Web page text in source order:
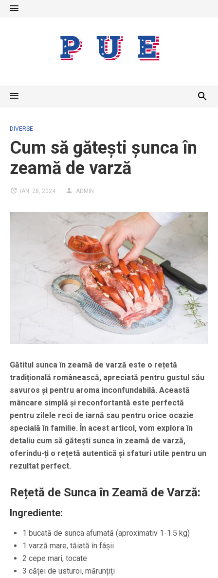
Skip
DIVERSE
Cum să gătești șunca în
zeamă de varză
IAN. 28, 2024 ADMIN
Gătitul sunca în zeamă de varză este o rețetă
tradițională românească, apreciată pentru gustul său
savuros și pentru aroma inconfundabilă. Această
mâncare simplă și reconfortantă este perfectă
pentru zilele reci de iarnă sau pentru orice ocazie
specială în familie. În acest articol, vom explora în
detaliu cum să gătești sunca în zeamă de varză,
oferindu-ți o rețetă autentică și sfaturi utile pentru un
rezultat perfect.
Rețetă de Sunca în Zeamă de Varză:
Ingrediente:
1 bucată de sunca afumată (aproximativ 1-1.5 kg)
1 varză mare, tăiată în fâșii
2 cepe mari, tocate
3 căței de usturoi, mărunțiți